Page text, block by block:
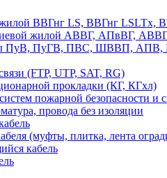
жилой ВВГнг LS, ВВГнг
жилой АВВГ, АПвВГ,
ПуВ, ПуГВ, ПВС, ШВВП,
(FTP, UTP, SAT, RG)
прокладки (КГ, КГхл)
пожарной безопасности и
провода без изоляции
(муфты, плитка, лента
кабель